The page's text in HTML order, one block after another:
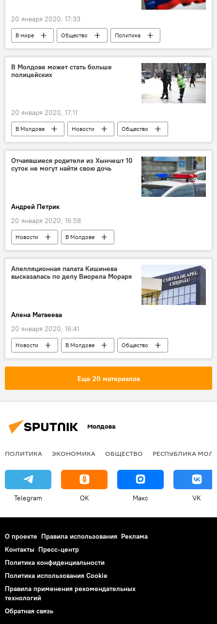
20 января 2020, 17:33
В мире Общество
Политика
Новости
Россия
В Молдове может стать больше
полицейских
20 января 2020, 17:11
В Молдове Новости Общество
Отчаявшиеся родители из Хынчешт 10
суток не могут найти свою дочь
Андрей Петрик
20 января 2020, 16:58
Новости
В Молдове
Происшествия
поиск
человек
Апелляционная палата Кишинева
высказалась по делу Виорела Мораря
Алена Матвеева
20 января 2020, 16:41
Новости В Молдове Общество
Еще 20 материалов
Молдова
ПОЛИТИКА ЭКОНОМИКА ОБЩЕСТВО РЕСПУБЛИКА
Telegram OK Макс VK
О проекте Правила использования Реклама
Контакты Пресс-центр
Политика конфиденциальности
Политика использования Cookie
Правила применения рекомендательных
технологий
Обратная связь